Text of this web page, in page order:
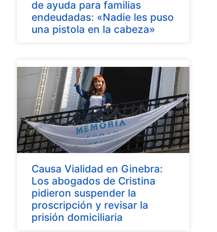
de ayuda para familias
endeudadas: «Nadie les puso
una pistola en la cabeza»
Causa Vialidad en Ginebra:
Los abogados de Cristina
pidieron suspender la
proscripción y revisar la
prisión domiciliaria